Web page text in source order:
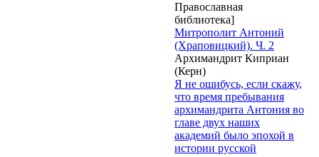
Православная
библиотека]
Митрополит Антоний
(Храповицкий). Ч. 2
Архимандрит Киприан
(Керн)
Я не ошибусь, если скажу,
что время пребывания
архимандрита Антония во
главе двух наших
академий было эпохой в
истории русской